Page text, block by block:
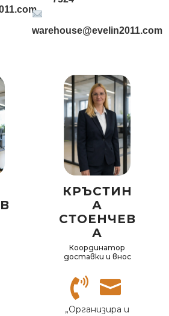
warehouse@evelin2011.com
КРЪСТИН
А
СТОЕНЧЕВ
А
Координатор
доставки и внос
„Организира и